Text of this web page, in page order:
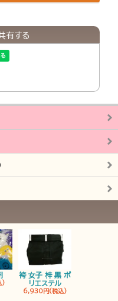
有する
)
袴 女子 梓 黒 ポ
リエステル
6,930円(税込)